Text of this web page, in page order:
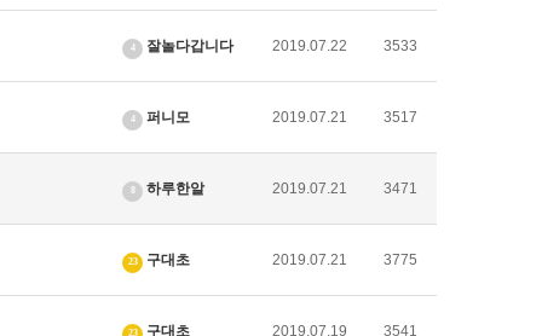
4 잘놀다갑니다 2019.07.22 3533
4 퍼니모 2019.07.21 3517
하루한알 2019.07.21 3471
23 구대초 2019.07.21 3775
23 구대초 2019.07.19 3541